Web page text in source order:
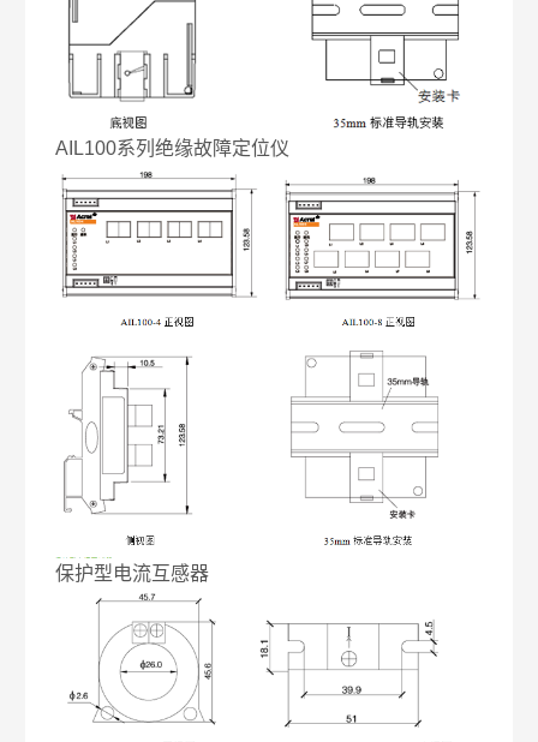
AIL100系列绝缘故障定位仪
保护型电流互感器